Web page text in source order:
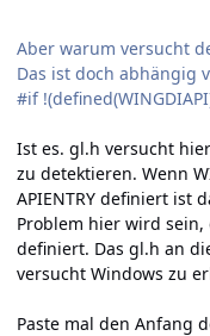
Aber warum versucht
Das ist doch abhängig
#if
Ist es. gl.h versucht
zu detektieren. Wenn
APIENTRY definiert ist
Problem hier wird sein,
definiert. Das gl.h an
versucht Windows zu
Paste mal den Anfang